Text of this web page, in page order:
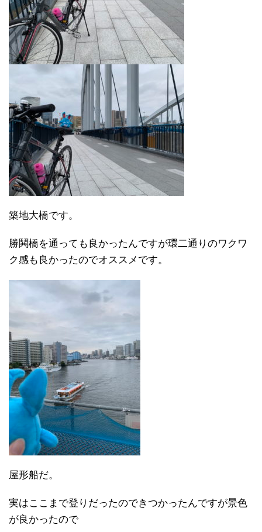
築地大橋です。
勝鬨橋を通っても良かったんですが環二通りのワクワ
ク感も良かったのでオススメです。
屋形船だ。
実はここまで登りだったのできつかったんですが景色
が良かったので